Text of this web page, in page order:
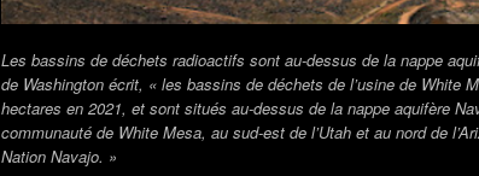
Les bassins de déchets radioactifs sont au-dessus de la nappe
de Washington écrit, « les bassins de déchets de l’usine de White
hectares en 2021, et sont situés au-dessus de la nappe aquifère
communauté de White Mesa, au sud-est de l’Utah et au nord de
Nation Navajo. »